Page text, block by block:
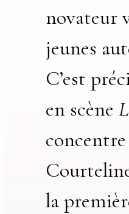
novateur
jeunes
C’est
en scène
la